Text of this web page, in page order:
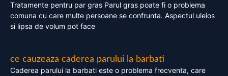
Tratamente pentru par gras Parul gras poate fi o problema
comuna cu care multe persoane se confrunta. Aspectul uleios
si lipsa de volum pot face
ce cauzeaza caderea parului la barbati
Caderea parului la barbati este o problema frecventa, care